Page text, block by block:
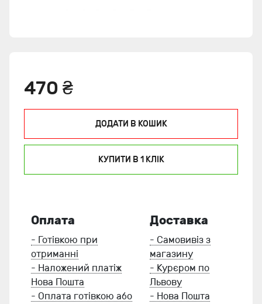
470 ₴
ДОДАТИ В КОШИК
КУПИТИ В 1 КЛIК
Оплата
- Готівкою при
отриманні
- Наложений платіж
Нова Пошта
- Оплата готівкою або
Доставка
- Самовивіз з
магазину
- Курєром по
Львову
- Нова Пошта